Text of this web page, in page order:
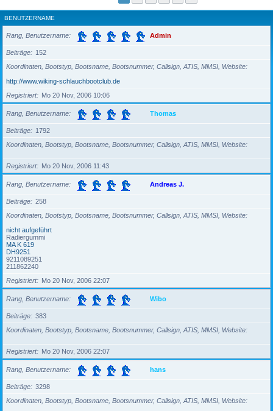
BENUTZERNAME
Rang, Benutzername Admin
Beiträge
152
Koordinaten, Bootstyp, Bootsname, Bootsnummer, Callsign, ATIS, MMSI, Website
http://www.wiking-schlauchbootclub.de
Registriert
Mo 20 Nov, 2006 10:06
Rang, Benutzername Thomas
Beiträge
1792
Koordinaten, Bootstyp, Bootsname, Bootsnummer, Callsign, ATIS, MMSI, Website
Registriert Mo 20 Nov, 2006 11:43
Rang, Benutzername Andreas J.
Beiträge
258
Koordinaten, Bootstyp, Bootsname, Bootsnummer, Callsign, ATIS, MMSI, Website
nicht aufgeführt
Radiergummi
MA K 619
DH9251
9211089251
211862240
Registriert
Mo 20 Nov, 2006 22:07
Rang, Benutzername Wibo
Beiträge
383
Koordinaten, Bootstyp, Bootsname, Bootsnummer, Callsign, ATIS, MMSI, Website
Registriert Mo 20 Nov, 2006 22:07
Rang, Benutzername hans
Beiträge
3298
Koordinaten, Bootstyp, Bootsname, Bootsnummer, Callsign, ATIS, MMSI, Website